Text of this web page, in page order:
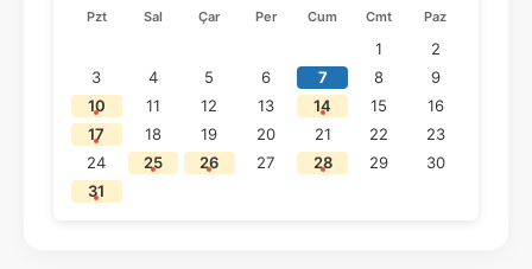
Pzt Sal Çar Per Cum Cmt Paz
1
2
3
4 5 6 7 8
9
10
11 12 13 14 15
16
17
18 19 20 21 22
23
24
25 26 27 28 29
30
31